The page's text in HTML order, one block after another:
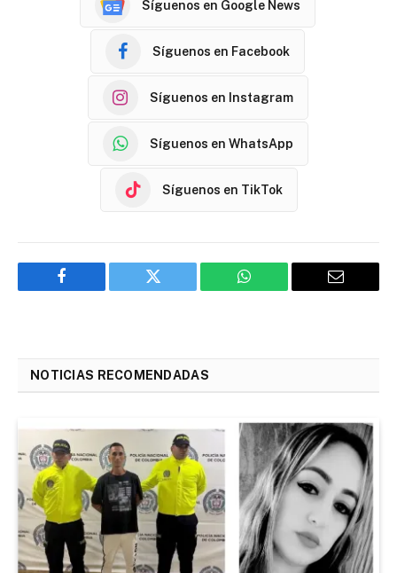
Síguenos en Google News
Síguenos en Facebook
Síguenos en Instagram
Síguenos en WhatsApp
Síguenos en TikTok
Facebook Twitter WhatsApp Email
NOTICIAS RECOMENDADAS